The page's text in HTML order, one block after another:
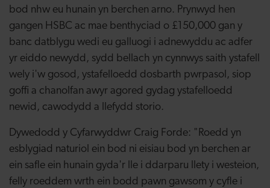
bod nhw eu hunain yn berchen arno. Prynwyd hen
gangen HSBC ac mae benthyciad o £150,000 gan y
banc datblygu wedi eu galluogi i adnewyddu ac adfer
yr eiddo newydd, sydd bellach yn cynnwys saith ystafell
wely i'w gosod, ystafelloedd dosbarth pwrpasol, siop
goffi a chanolfan awyr agored gydag ystafelloedd
newid, cawodydd a llefydd storio.
Dywedodd y Cyfarwyddwr Craig Forde: "Roedd yn
esblygiad naturiol ein bod ni eisiau bod yn berchen ar
ein safle ein hunain gyda'r lle i ddarparu llety i westeion,
felly roeddem wrth ein bodd pawn gawsom y cyfle i